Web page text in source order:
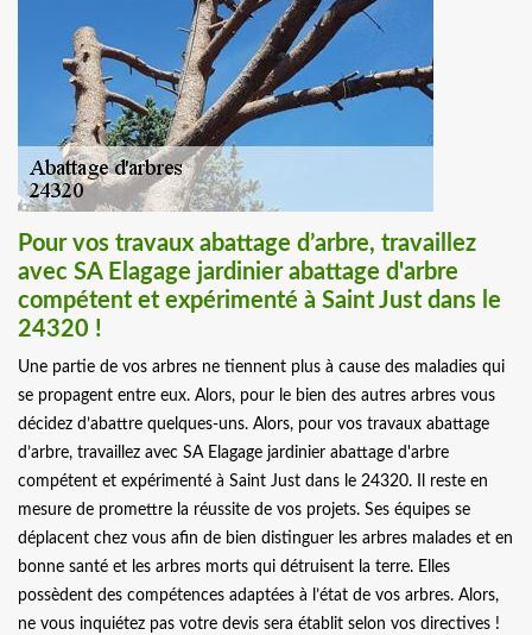
Pour vos travaux abattage d’arbre, travaillez
avec SA Elagage jardinier abattage d'arbre
compétent et expérimenté à Saint Just dans le
24320 !
Une partie de vos arbres ne tiennent plus à cause des maladies qui
se propagent entre eux. Alors, pour le bien des autres arbres vous
décidez d’abattre quelques-uns. Alors, pour vos travaux abattage
d’arbre, travaillez avec SA Elagage jardinier abattage d'arbre
compétent et expérimenté à Saint Just dans le 24320. Il reste en
mesure de promettre la réussite de vos projets. Ses équipes se
déplacent chez vous afin de bien distinguer les arbres malades et en
bonne santé et les arbres morts qui détruisent la terre. Elles
possèdent des compétences adaptées à l’état de vos arbres. Alors,
ne vous inquiétez pas votre devis sera établit selon vos directives !